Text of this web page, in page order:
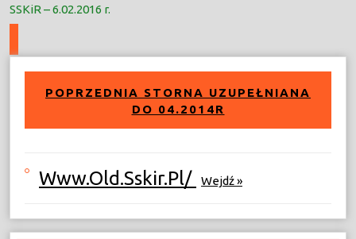
SSKiR – 6.02.2016 r.
POPRZEDNIA STORNA UZUPEŁNIANA
DO 04.2014R
Www.old.sskir.pl/ Wejdź »